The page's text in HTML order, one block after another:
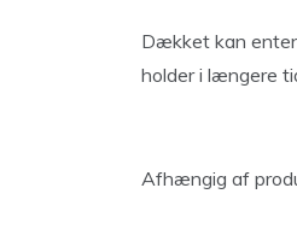
Dækket kan
holder i længere
Afhængig af